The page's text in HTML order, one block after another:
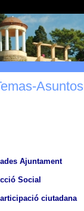
Asuntos
Ajuntament
Social
ciutadana